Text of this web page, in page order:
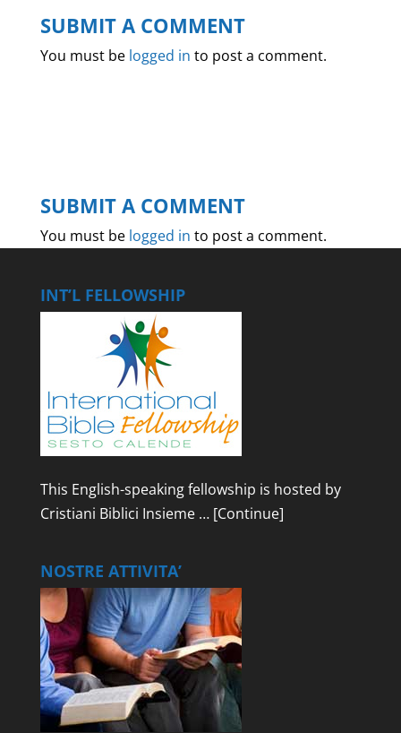
SUBMIT A COMMENT
You must be logged in to post a comment.
SUBMIT A COMMENT
You must be logged in to post a comment.
INT’L FELLOWSHIP
This English-speaking fellowship is hosted by
Cristiani Biblici Insieme … [Continue]
NOSTRE ATTIVITA’